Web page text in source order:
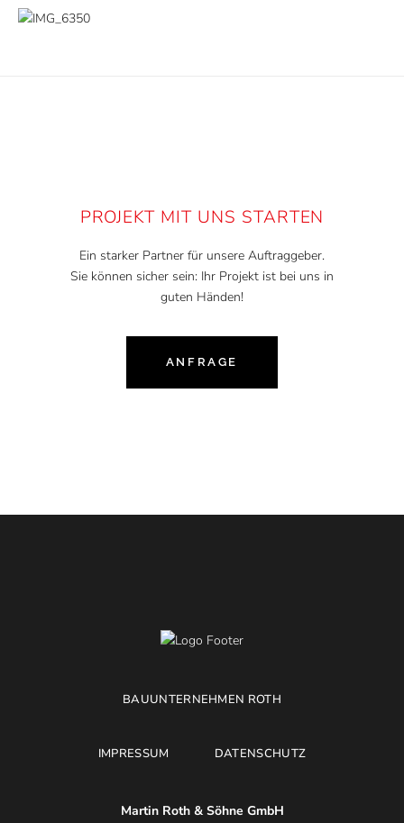
PROJEKT MIT UNS STARTEN
Ein starker Partner für unsere Auftraggeber.
Sie können sicher sein: Ihr Projekt ist bei uns in
guten Händen!
ANFRAGE
BAUUNTERNEHMEN ROTH
IMPRESSUM DATENSCHUTZ
Martin Roth & Söhne GmbH